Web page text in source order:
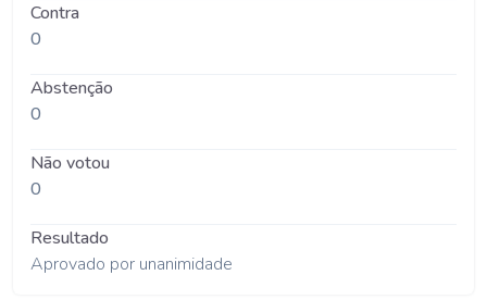
Contra
0
Abstenção
0
Não votou
0
Resultado
Aprovado por unanimidade